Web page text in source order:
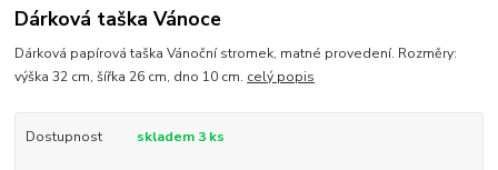
Dárková taška Vánoce
Dárková papírová taška Vánoční stromek, matné provedení. Rozměry:
výška 32 cm, šířka 26 cm, dno 10 cm. celý popis
Dostupnost skladem 3 ks